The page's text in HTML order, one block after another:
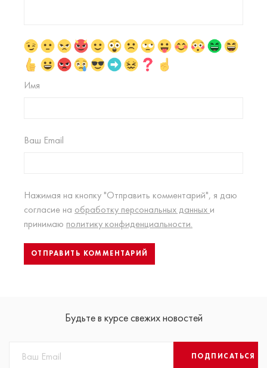
Имя
Ваш Email
Нажимая на кнопку "Отправить комментарий", я даю
согласие на обработку персональных данных и
принимаю политику конфиденциальности.
Будьте в курсе свежих новостей
ПОДПИСАТЬСЯ